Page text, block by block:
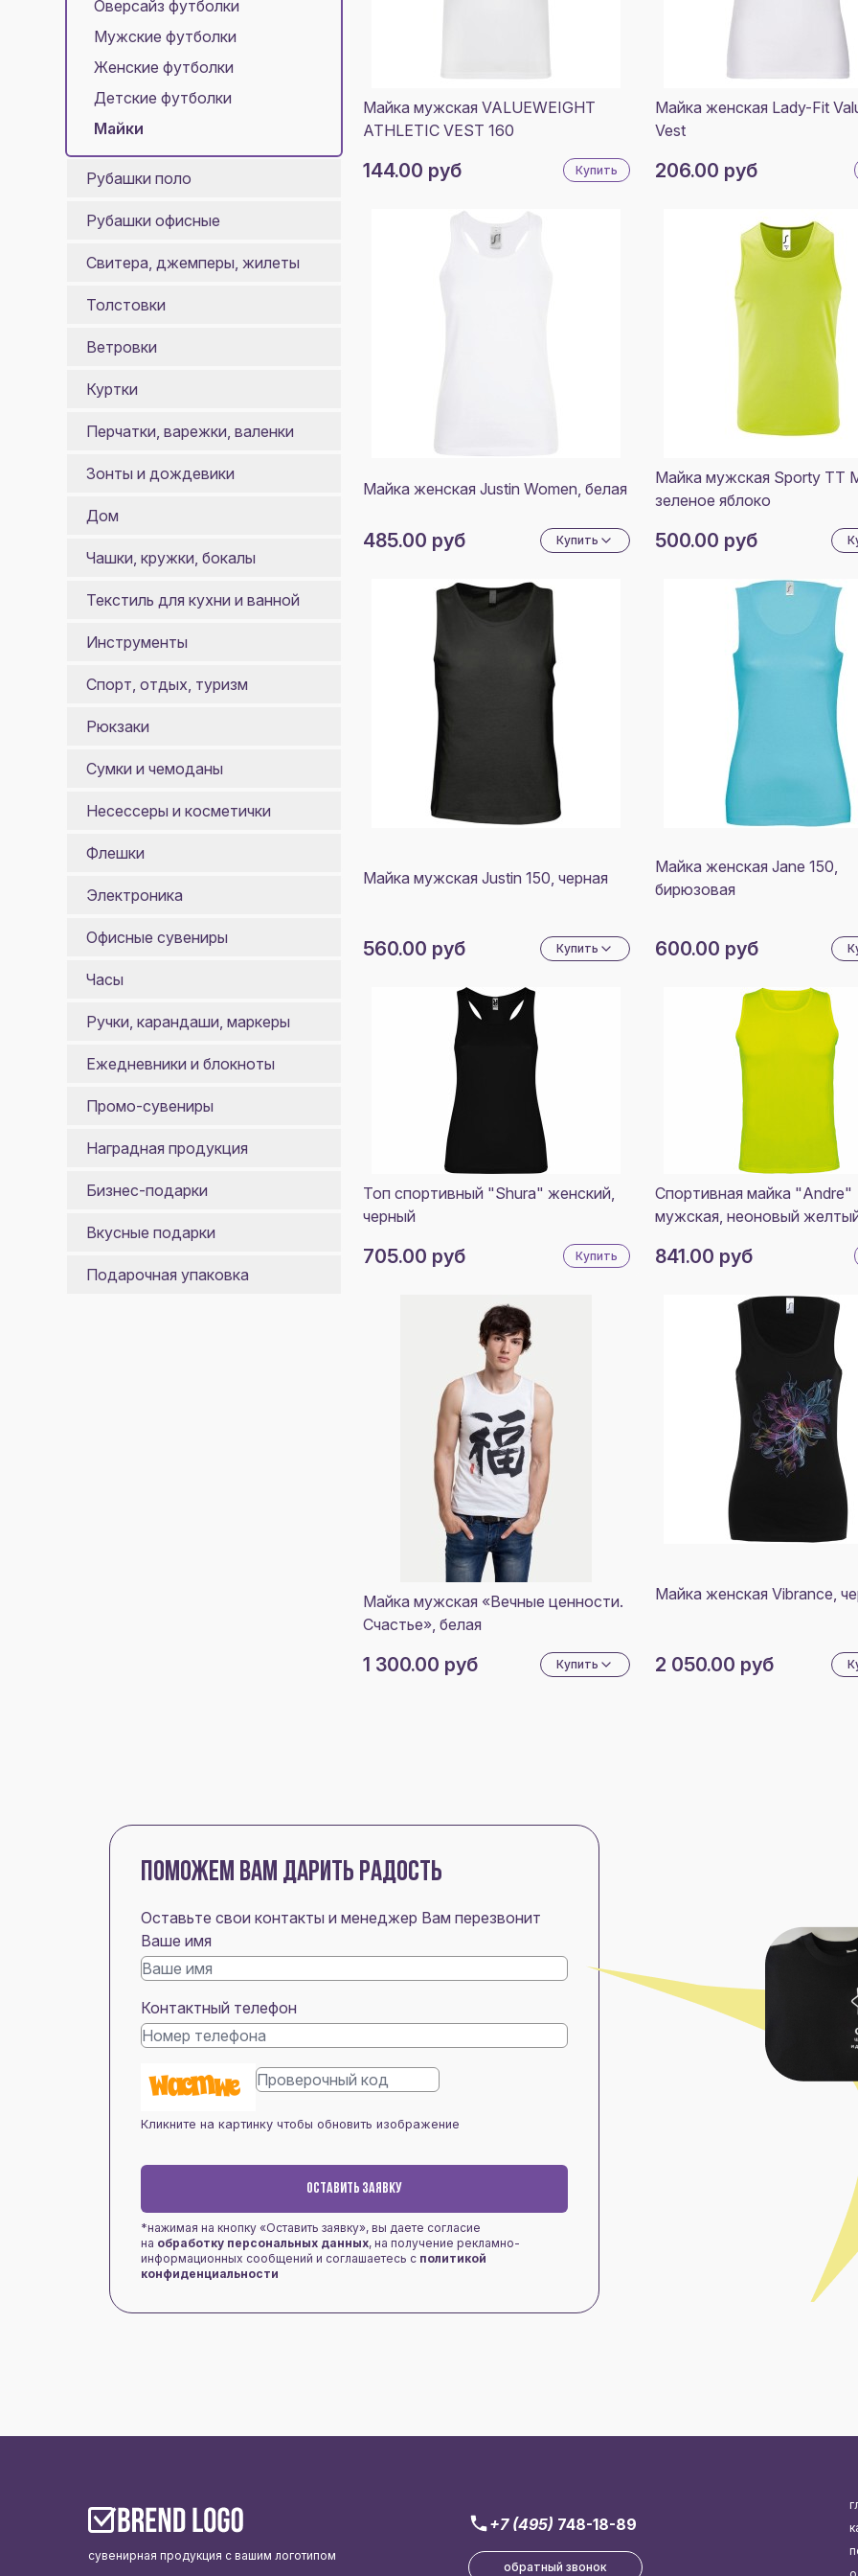
Оверсайз футболки
Мужские футболки
Женские футболки
Детские футболки
Майки
Рубашки поло
Рубашки офисные
Свитера, джемперы, жилеты
Толстовки
Ветровки
Куртки
Перчатки, варежки, валенки
Зонты и дождевики
Дом
Чашки, кружки, бокалы
Текстиль для кухни и ванной
Инструменты
Спорт, отдых, туризм
Рюкзаки
Сумки и чемоданы
Несессеры и косметички
Флешки
Электроника
Офисные сувениры
Часы
Ручки, карандаши, маркеры
Ежедневники и блокноты
Промо-сувениры
Наградная продукция
Бизнес-подарки
Вкусные подарки
Подарочная упаковка
5-6
7-8
НЕЙВИ
СИНИЙ
Майка мужская VALUEWEIGHT
ATHLETIC VEST 160
144.00 руб Купить
Майка женская Lady-Fit
Vest
206.00 руб
Майка женская Justin Women, белая
485.00 руб Купить
Майка мужская Sporty TT
зеленое яблоко
500.00 руб
Майка мужская Justin 150, черная
560.00 руб Купить
Майка женская Jane 150,
бирюзовая
600.00 руб
Топ спортивный "Shura" женский,
черный
705.00 руб Купить
Спортивная майка "Andre"
мужская, неоновый
841.00 руб
Майка мужская «Вечные ценности.
Счастье», белая
1 300.00 руб Купить
Майка женская Vibrance,
2 050.00 руб
ПОМОЖЕМ ВАМ ДАРИТЬ РАДОСТЬ
Оставьте свои контакты и менеджер Вам перезвонит
Ваше имя
Контактный телефон
Кликните на картинку чтобы обновить изображение
ОСТАВИТЬ ЗАЯВКУ
*нажимая на кнопку «Оставить заявку», вы даете согласие
на обработку персональных данных, на получение рекламно-
информационных сообщений и соглашаетесь с политикой
конфиденциальности
сувенирная продукция с вашим логотипом
+7 (495) 748-18-89
обратный звонок